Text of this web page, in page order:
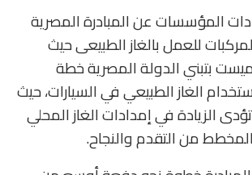
المؤسسات عن المبادرة المصرية
للعمل بالغاز الطبيعى حيث
بتبني الدولة المصرية خطة
الغاز الطبيعي في السيارات، حيث
الزيادة في إمدادات الغاز المحلي
من التقدم والنجاح.